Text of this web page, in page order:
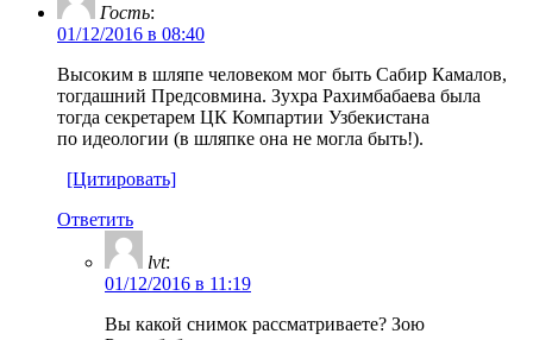
Гость:
01/12/2016 в 08:40
Высоким в шляпе человеком мог быть Сабир Камалов,
тогдашний Предсовмина. Зухра Рахимбабаева была
тогда секретарем ЦК Компартии Узбекистана
по идеологии (в шляпке она не могла быть!).
[Цитировать]
Ответить
lvt:
01/12/2016 в 11:19
Вы какой снимок рассматриваете? Зою